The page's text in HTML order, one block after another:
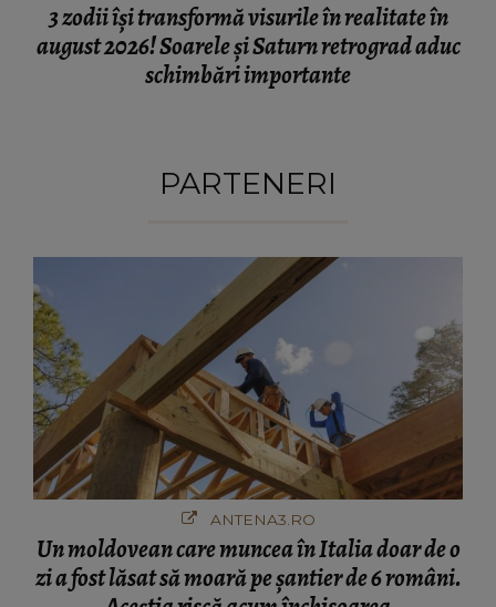
3 zodii își transformă visurile în realitate în
august 2026! Soarele și Saturn retrograd aduc
schimbări importante
PARTENERI
ANTENA3.RO
Un moldovean care muncea în Italia doar de o
zi a fost lăsat să moară pe şantier de 6 români.